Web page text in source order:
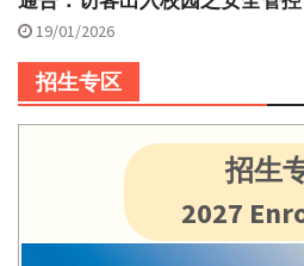
19/01/2026
招生专区
招生
2027